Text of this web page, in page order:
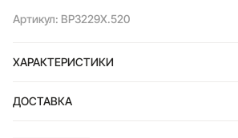
Артикул: BP3229X.520
ХАРАКТЕРИСТИКИ
ДОСТАВКА